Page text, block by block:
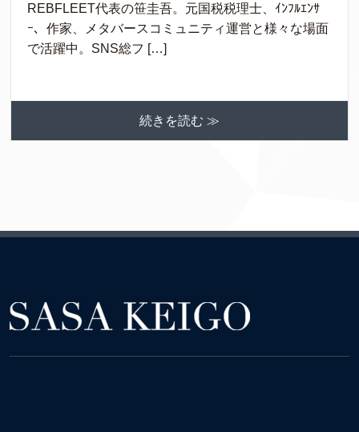
REBFLEET代表の笹圭吾。元国税税理士、ｲﾝﾌﾙｴﾝｻ
ｰ、作家、メタバースコミュニティ運営と様々な場面
で活躍中。SNS総フ […]
続きを読む ≫